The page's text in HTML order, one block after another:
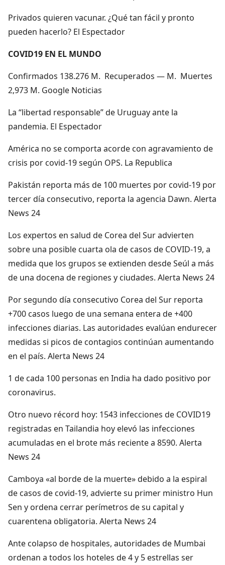
Privados quieren vacunar. ¿Qué tan fácil y pronto
pueden hacerlo? El Espectador
COVID19 EN EL MUNDO
Confirmados 138.276 M. Recuperados — M. Muertes
2,973 M. Google Noticias
La “libertad responsable” de Uruguay ante la
pandemia. El Espectador
América no se comporta acorde con agravamiento de
crisis por covid-19 según OPS. La Republica
Pakistán reporta más de 100 muertes por covid-19 por
tercer día consecutivo, reporta la agencia Dawn. Alerta
News 24
Los expertos en salud de Corea del Sur advierten
sobre una posible cuarta ola de casos de COVID-19, a
medida que los grupos se extienden desde Seúl a más
de una docena de regiones y ciudades. Alerta News 24
Por segundo día consecutivo Corea del Sur reporta
+700 casos luego de una semana entera de +400
infecciones diarias. Las autoridades evalúan endurecer
medidas si picos de contagios continúan aumentando
en el país. Alerta News 24
1 de cada 100 personas en India ha dado positivo por
coronavirus.
Otro nuevo récord hoy: 1543 infecciones de COVID19
registradas en Tailandia hoy elevó las infecciones
acumuladas en el brote más reciente a 8590. Alerta
News 24
Camboya «al borde de la muerte» debido a la espiral
de casos de covid-19, advierte su primer ministro Hun
Sen y ordena cerrar perímetros de su capital y
cuarentena obligatoria. Alerta News 24
Ante colapso de hospitales, autoridades de Mumbai
ordenan a todos los hoteles de 4 y 5 estrellas ser